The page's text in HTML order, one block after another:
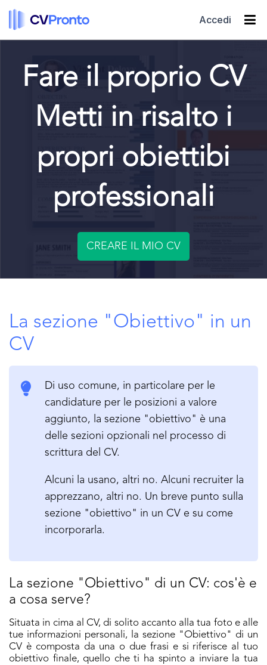
Accedi
Fare il proprio CV
Metti in risalto i
propri obiettibi
professionali
CREARE IL MIO CV
La sezione "Obiettivo" in un
CV
Di uso comune, in particolare per le
candidature per le posizioni a valore
aggiunto, la sezione "obiettivo" è una
delle sezioni opzionali nel processo di
scrittura del CV.
Alcuni la usano, altri no. Alcuni recruiter la
apprezzano, altri no. Un breve punto sulla
sezione "obiettivo" in un CV e su come
incorporarla.
La sezione "Obiettivo" di un CV: cos'è e
a cosa serve?
Situata in cima al CV, di solito accanto alla tua foto e alle
tue informazioni personali, la sezione "Obiettivo" di un
CV è composta da una o due frasi e si riferisce al tuo
obiettivo finale, quello che ti ha spinto a inviare la tua